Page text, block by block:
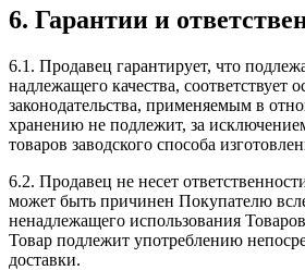
6. Гарантии и
6.1. Продавец гарантирует, что
надлежащего качества, соответствует
законодательства, применяемым в
хранению не подлежит, за
товаров заводского способа
6.2. Продавец не несет
может быть причинен Покупателю
ненадлежащего использования
Товар подлежит употреблению
доставки.